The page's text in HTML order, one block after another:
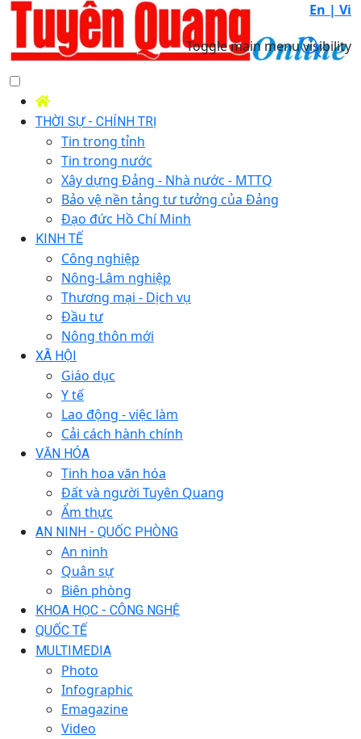
En | Vi
Toggle main menu visibility
THỜI SỰ - CHÍNH TRỊ
Tin trong tỉnh
Tin trong nước
Xây dựng Đảng - Nhà nước - MTTQ
Bảo vệ nền tảng tư tưởng của Đảng
Đạo đức Hồ Chí Minh
KINH TẾ
Công nghiệp
Nông-Lâm nghiệp
Thương mại - Dịch vụ
Đầu tư
Nông thôn mới
XÃ HỘI
Giáo dục
Y tế
Lao động - việc làm
Cải cách hành chính
VĂN HÓA
Tinh hoa văn hóa
Đất và người Tuyên Quang
Ẩm thực
AN NINH - QUỐC PHÒNG
An ninh
Quân sự
Biên phòng
KHOA HỌC - CÔNG NGHỆ
QUỐC TẾ
MULTIMEDIA
Photo
Infographic
Emagazine
Video